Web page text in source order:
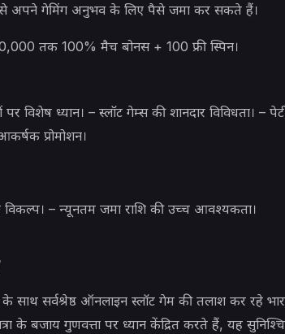
अपने गेमिंग अनुभव के लिए पैसे जमा कर सकते हैं।
तक 100% मैच बोनस + 100 फ्री स्पिन।
पर विशेष ध्यान। – स्लॉट गेम्स की शानदार
प्रोमोशन।
विकल्प। – न्यूनतम जमा राशि की उच्च आवश्यकता।
सर्वश्रेष्ठ ऑनलाइन स्लॉट गेम की तलाश कर रहे
के बजाय गुणवत्ता पर ध्यान केंद्रित करते हैं, यह